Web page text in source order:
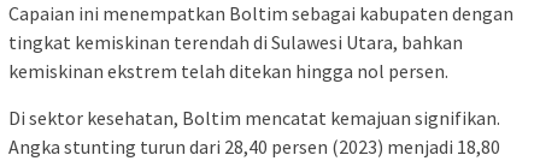
Capaian ini menempatkan Boltim sebagai kabupaten dengan
tingkat kemiskinan terendah di Sulawesi Utara, bahkan
kemiskinan ekstrem telah ditekan hingga nol persen.
Di sektor kesehatan, Boltim mencatat kemajuan signifikan.
Angka stunting turun dari 28,40 persen (2023) menjadi 18,80